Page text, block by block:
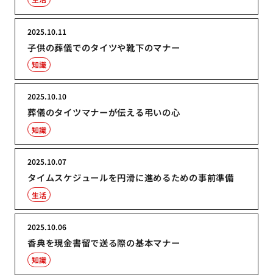
子供の葬儀でのタイツや靴下のマナー
2025.10.11
知識
葬儀のタイツマナーが伝える弔いの心
2025.10.10
知識
タイムスケジュールを円滑に進めるための事前準備
2025.10.07
生活
香典を現金書留で送る際の基本マナー
2025.10.06
知識